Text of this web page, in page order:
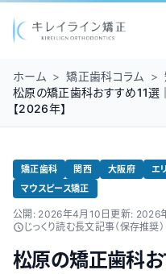
ホーム > 矯正歯科コラム >
松原の矯正歯科おすすめ11選
【2026年】
矯正歯科 関西 大阪府 エ
マウスピース矯正
公開: 2026年4月10日更新: 2026
じっくり読む長文記事（保存推奨）
松原の矯正歯科